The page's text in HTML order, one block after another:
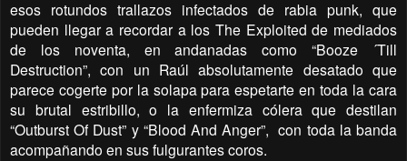
esos rotundos trallazos infectados de rabia punk, que
pueden llegar a recordar a los The Exploited de mediados
de los noventa, en andanadas como “Booze ´Till
Destruction”, con un Raúl absolutamente desatado que
parece cogerte por la solapa para espetarte en toda la cara
su brutal estribillo, o la enfermiza cólera que destilan
“Outburst Of Dust” y “Blood And Anger”, con toda la banda
acompañando en sus fulgurantes coros.